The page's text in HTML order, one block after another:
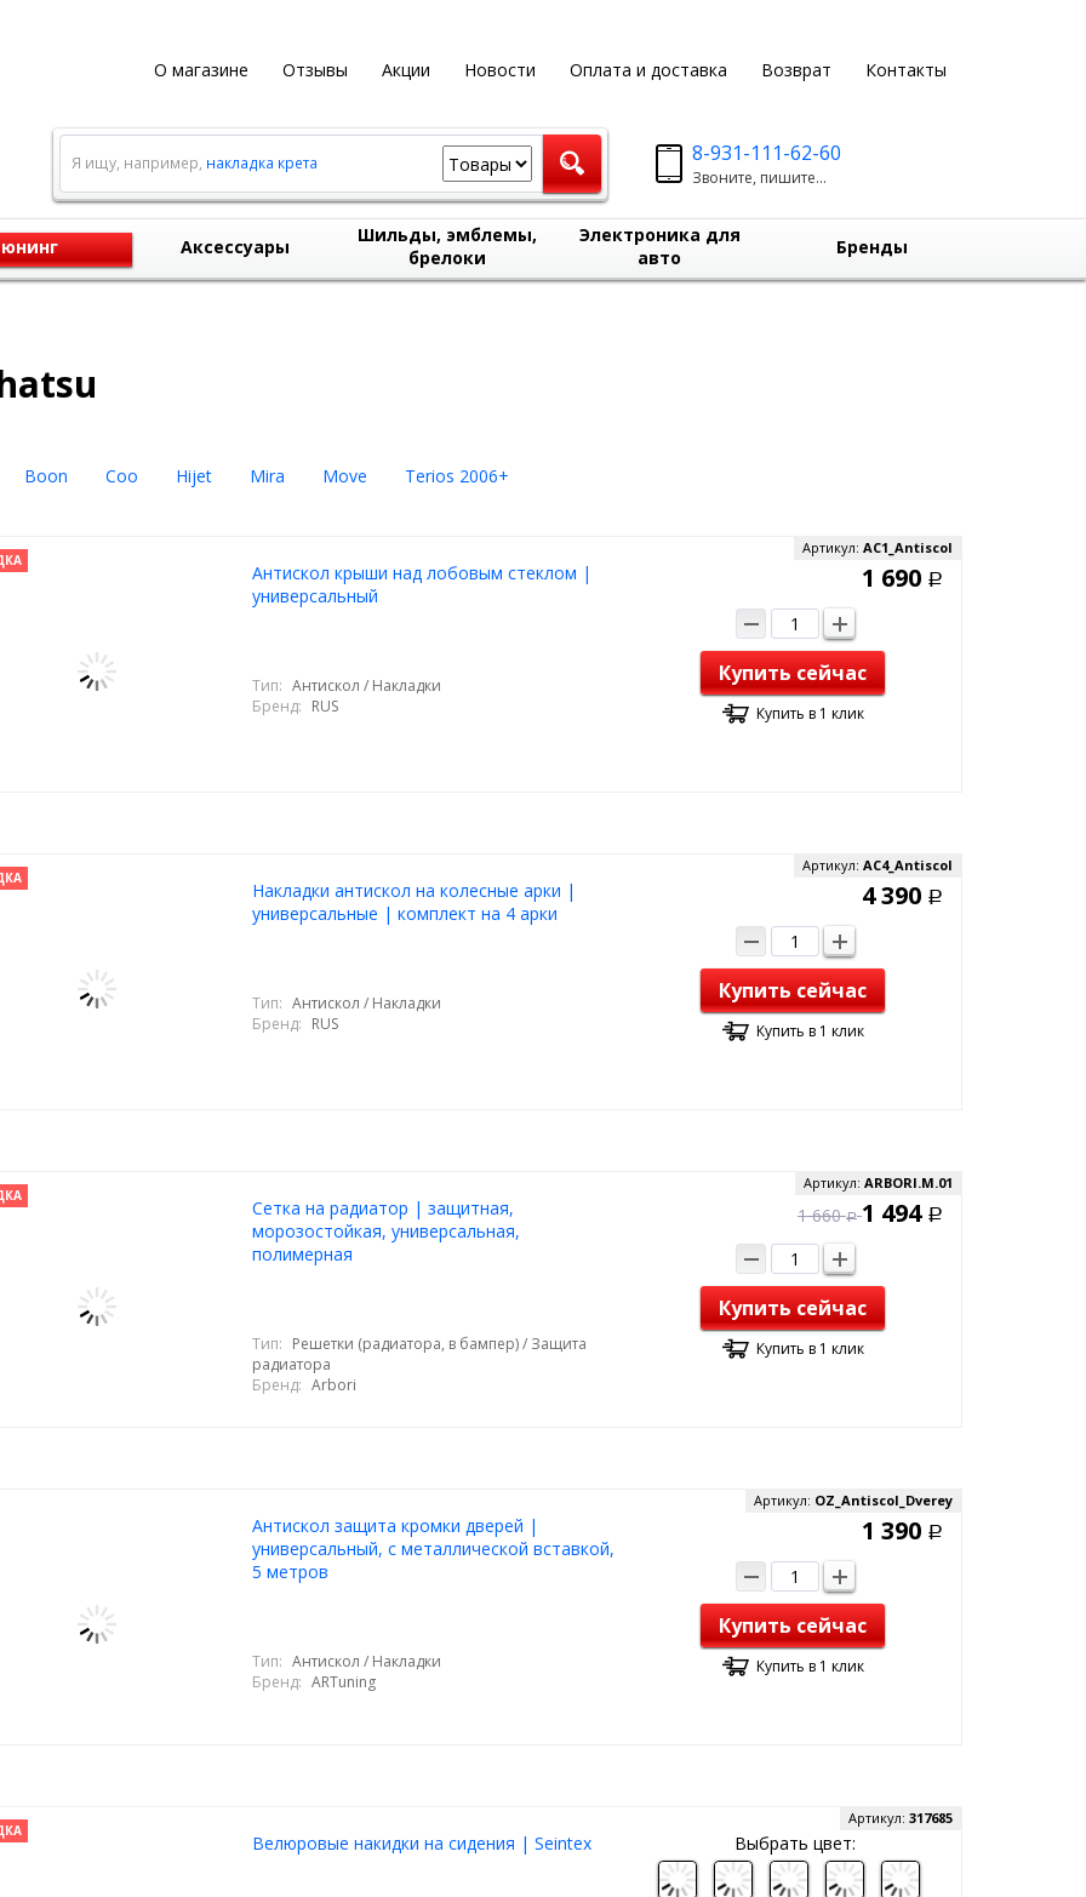
О магазине Отзывы Акции Новости Оплата и доставка Возврат Контакты
8-931-111-62-60
Звоните, пишите...
Я ищу, например, накладка крета
Аксессуары
Шильды, эмблемы,
брелоки
Электроника для
авто
Бренды
Boon Coo Hijet Mira Move Terios 2006+
Антискол крыши над лобовым стеклом |
универсальный
Артикул: AC1_Antiscol
Тип: Антискол / Накладки
Бренд: RUS
1 690 Р
Купить сейчас
Купить в 1 клик
Накладки антискол на колесные арки |
универсальные | комплект на 4 арки
Артикул: AC4_Antiscol
Тип: Антискол / Накладки
Бренд: RUS
4 390 Р
Купить сейчас
Купить в 1 клик
Cетка на радиатор | защитная,
морозостойкая, универсальная,
полимерная
Артикул: ARBORI.M.01
Тип: Решетки (радиатора, в бампер) / Защита
радиатора
Бренд: Arbori
1 660 Р 1 494 Р
Купить сейчас
Купить в 1 клик
Антискол защита кромки дверей |
универсальный, с металлической вставкой,
5 метров
Артикул: OZ_Antiscol_Dverey
Тип: Антискол / Накладки
Бренд: ARTuning
1 390 Р
Купить сейчас
Купить в 1 клик
Велюровые накидки на сидения | Seintex
Артикул: 317685
Выбрать цвет: